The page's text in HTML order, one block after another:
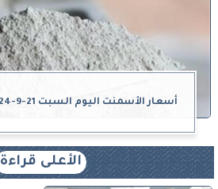
أسعار الأسمنت اليوم السبت 21-9-2024 في محافظة المنيا
الأعلى قراءة